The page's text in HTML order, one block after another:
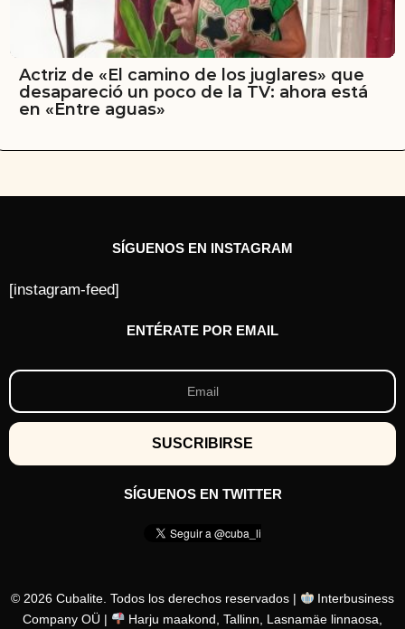
Actriz de «El camino de los juglares» que
desapareció un poco de la TV: ahora está
en «Entre aguas»
SÍGUENOS EN INSTAGRAM
[instagram-feed]
ENTÉRATE POR EMAIL
SÍGUENOS EN TWITTER
© 2026 Cubalite. Todos los derechos reservados |
Interbusiness
Company OÜ |
Harju maakond, Tallinn, Lasnamäe linnaosa,